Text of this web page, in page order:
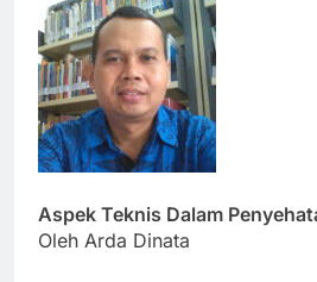
Aspek Teknis Dalam
Oleh Arda Dinata